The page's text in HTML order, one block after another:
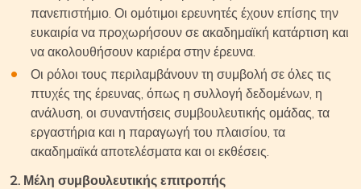
πανεπιστήμιο. Οι ομότιμοι ερευνητές έχουν επίσης την
ευκαιρία να προχωρήσουν σε ακαδημαϊκή κατάρτιση και
να ακολουθήσουν καριέρα στην έρευνα.
Οι ρόλοι τους περιλαμβάνουν τη συμβολή σε όλες τις
πτυχές της έρευνας, όπως η συλλογή δεδομένων, η
ανάλυση, οι συναντήσεις συμβουλευτικής ομάδας, τα
εργαστήρια και η παραγωγή του πλαισίου, τα
ακαδημαϊκά αποτελέσματα και οι εκθέσεις.
2. Μέλη συμβουλευτικής επιτροπής